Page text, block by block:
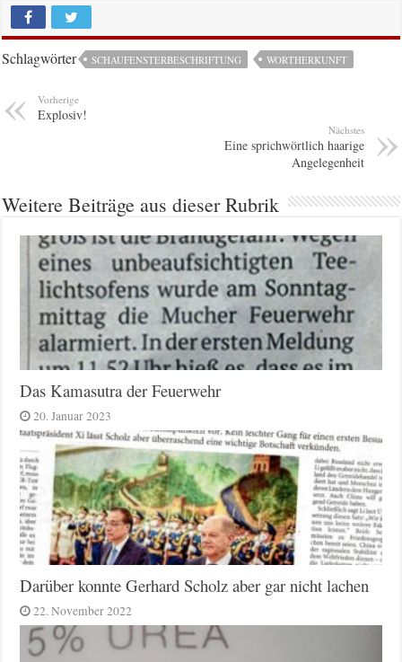
Schlagwörter SCHAUFENSTERBESCHRIFTUNG WORTHERKUNFT
Vorherige
Explosiv!
Nächstes
Eine sprichwörtlich haarige
Angelegenheit
Weitere Beiträge aus dieser Rubrik
Das Kamasutra der Feuerwehr
20. Januar 2023
Darüber konnte Gerhard Scholz aber gar nicht lachen
22. November 2022